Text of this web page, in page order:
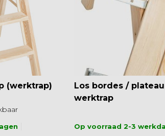
(werktrap)
Los bordes / plateau voor
werktrap
Op voorraad 2-3